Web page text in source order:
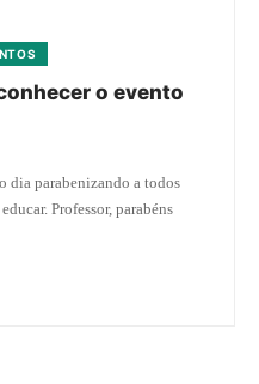
o evento
dia parabenizando a todos
Professor, parabéns